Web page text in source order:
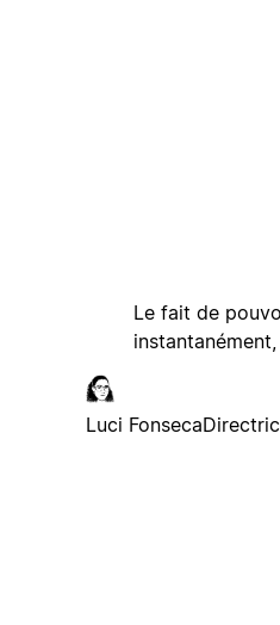
Le fait de
Luci Fonseca